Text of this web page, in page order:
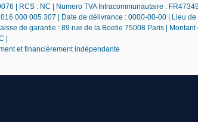
| RCS : NC | Numero TVA Intracommunautaire :
000 005 307 | Date de délivrance : 0000-00-00 | Lieu
de garantie : 89 rue de la Boetie 75008 Paris |
|
et financièrement indépendante